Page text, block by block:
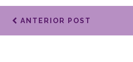
ANTERIOR POST